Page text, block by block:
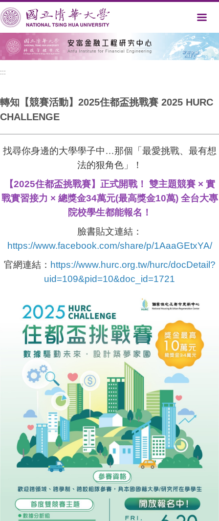
跳
到
主
要
內
容
:::
轉知【競賽活動】2025住都盃挑戰賽 2025 HURC
CHALLENGE
找尋你身邊的大學學子中…那個「最愛挑戰、最有想
法的狠角色」！
【2025住都盃挑戰賽】正式開戰！ 雙主題競賽 × 實
戰實習接力 × 總獎金34萬元(最高獎金10萬) 全台大專
院校學生都能報名！
臉書貼文連結：
https://www.facebook.com/share/p/1AaaGEtxYA/
官網連結： https://www.hurc.org.tw/hurc/docDetail?
uid=109&pid=10&doc_id=1721